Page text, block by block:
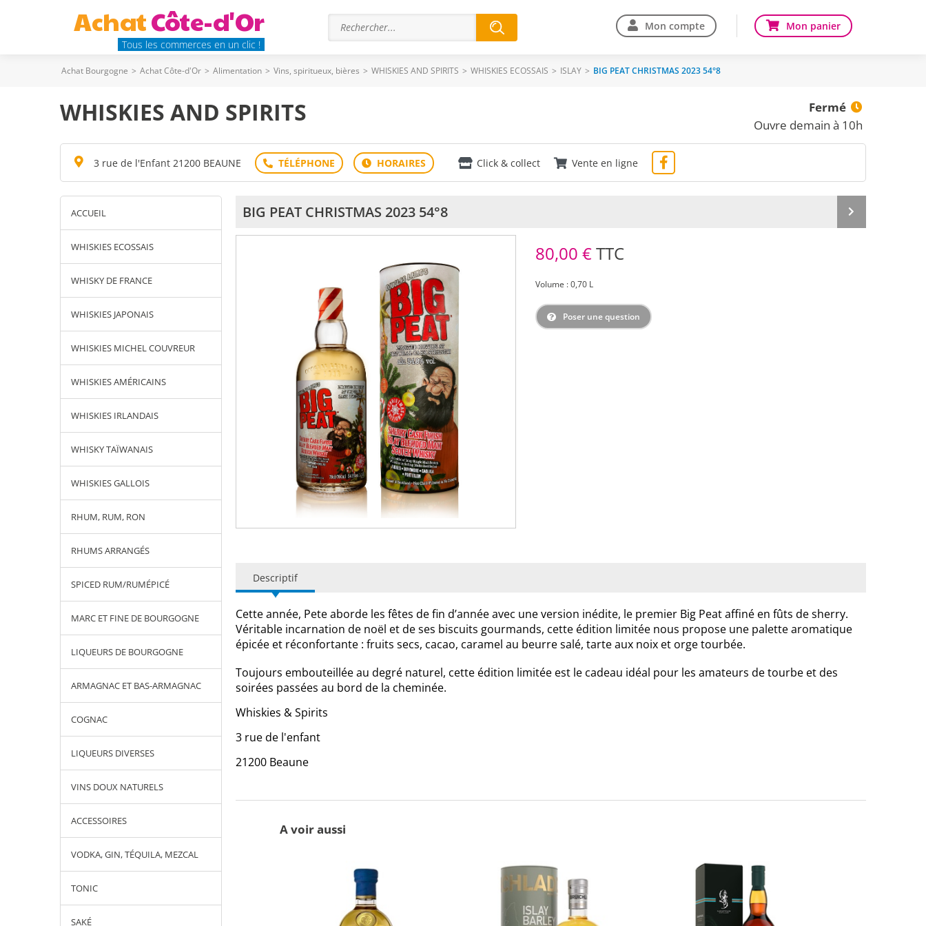
AchatCôte-d'Or
Tous les commerces en un clic !
Mon compte Mon panier
Achat Bourgogne > Achat Côte-d'Or > Alimentation > Vins, spiritueux, bières > WHISKIES AND SPIRITS > WHISKIES ECOSSAIS > ISLAY > BIG PEAT CHRISTMAS 2023 54°8
WHISKIES AND SPIRITS
Fermé
Ouvre demain à 10h
3 rue de l'Enfant 21200 BEAUNE Click & collect Vente en ligne
ACCUEIL
WHISKIES ECOSSAIS
WHISKY DE FRANCE
WHISKIES JAPONAIS
WHISKIES MICHEL COUVREUR
WHISKIES AMÉRICAINS
WHISKIES IRLANDAIS
WHISKY TAÏWANAIS
WHISKIES GALLOIS
RHUM, RUM, RON
RHUMS ARRANGÉS
SPICED RUM/RUMÉPICÉ
MARC ET FINE DE BOURGOGNE
LIQUEURS DE BOURGOGNE
ARMAGNAC ET BAS-ARMAGNAC
COGNAC
LIQUEURS DIVERSES
VINS DOUX NATURELS
ACCESSOIRES
VODKA, GIN, TÉQUILA, MEZCAL
TONIC
SAKÉ
BIG PEAT CHRISTMAS 2023 54°8
Produit
suivant
80,00 €TTC
Volume : 0,70 L
Poser une question
Descriptif
Cette année, Pete aborde les fêtes de fin d’année avec une version inédite, le premier Big Peat affiné en fûts de sherry.
Véritable incarnation de noël et de ses biscuits gourmands, cette édition limitée nous propose une palette aromatique
épicée et réconfortante : fruits secs, cacao, caramel au beurre salé, tarte aux noix et orge tourbée.
Toujours embouteillée au degré naturel, cette édition limitée est le cadeau idéal pour les amateurs de tourbe et des
soirées passées au bord de la cheminée.
Whiskies & Spirits
3 rue de l'enfant
21200 Beaune
A voir aussi